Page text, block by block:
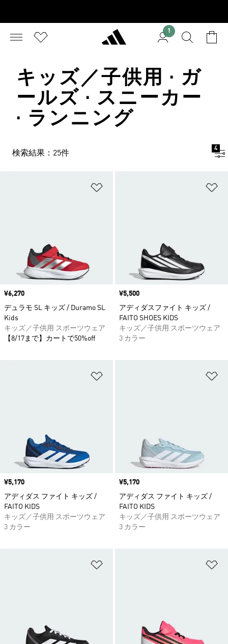
1
キッズ／子供用 · ガ
ールズ · スニーカー
· ランニング
検索結果：25件
4
価格
¥6,270
デュラモ SL キッズ / Duramo SL
Kids
キッズ／子供用 スポーツウェア
【8/17まで】カートで50%off
価格
¥5,500
アディダスファイト キッズ /
FAITO SHOES KIDS
キッズ／子供用 スポーツウェア
3 カラー
価格
¥5,170
アディダス ファイト キッズ /
FAITO KIDS
キッズ／子供用 スポーツウェア
3 カラー
価格
¥5,170
アディダス ファイト キッズ /
FAITO KIDS
キッズ／子供用 スポーツウェア
3 カラー